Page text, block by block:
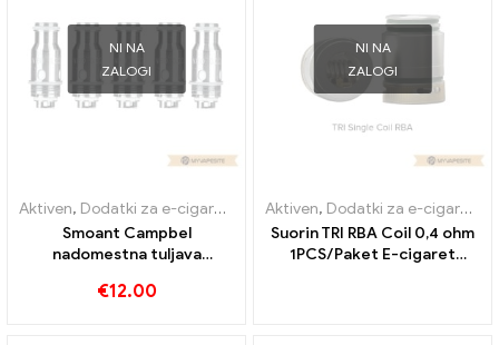
NI NA
ZALOGI
Aktiven, Dodatki za e-cigarete
Uparjalnik
Smoant Campbel
nadomestna tuljava
kosov/paket E-cigaret,
€12.00
NI NA
ZALOGI
Aktiven, Dodatki za e-cigarete
Suorin TRI RBA Coil 0,4 ohm
1PCS/Paket E-cigaret